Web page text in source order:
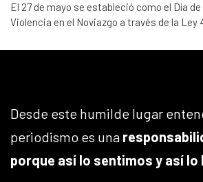
El 27 de mayo se estableció como el Día
Violencia en el Noviazgo a través de la Ley
Desde este humilde lugar
periodismo es una
porque así lo sentimos y así lo